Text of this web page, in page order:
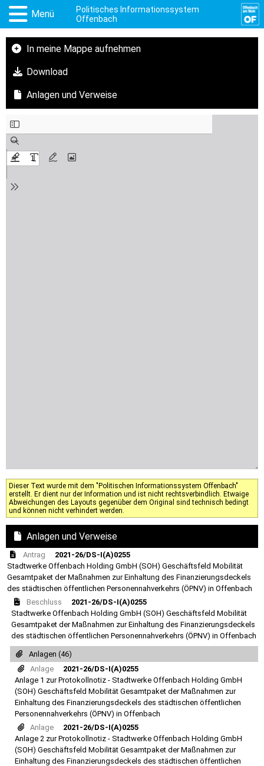
Menü
Politisches Informationssystem
Offenbach
In meine Mappe aufnehmen
Download
Anlagen und Verweise
Dieser Text wurde mit dem "Politischen Informationssystem Offenbach"
erstellt. Er dient nur der Information und ist nicht rechtsverbindlich. Etwaige
Abweichungen des Layouts gegenüber dem Original sind technisch bedingt
und können nicht verhindert werden.
Anlagen und Verweise
Antrag
2021-26/DS-I(A)0255
Stadtwerke Offenbach Holding GmbH (SOH) Geschäftsfeld Mobilität
Gesamtpaket der Maßnahmen zur Einhaltung des Finanzierungsdeckels
des städtischen öffentlichen Personennahverkehrs (ÖPNV) in Offenbach
Beschluss
2021-26/DS-I(A)0255
Stadtwerke Offenbach Holding GmbH (SOH) Geschäftsfeld Mobilität
Gesamtpaket der Maßnahmen zur Einhaltung des Finanzierungsdeckels
des städtischen öffentlichen Personennahverkehrs (ÖPNV) in Offenbach
Anlagen (46)
Anlage
2021-26/DS-I(A)0255
Anlage 1 zur Protokollnotiz - Stadtwerke Offenbach Holding GmbH
(SOH) Geschäftsfeld Mobilität Gesamtpaket der Maßnahmen zur
Einhaltung des Finanzierungsdeckels des städtischen öffentlichen
Personennahverkehrs (ÖPNV) in Offenbach
Anlage
2021-26/DS-I(A)0255
Anlage 2 zur Protokollnotiz - Stadtwerke Offenbach Holding GmbH
(SOH) Geschäftsfeld Mobilität Gesamtpaket der Maßnahmen zur
Einhaltung des Finanzierungsdeckels des städtischen öffentlichen